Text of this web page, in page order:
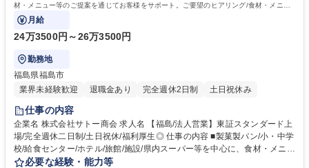
材・メニュー等のご提案を通じてお客様をサポート。ご要望のヒアリング/食材・メニュ
ーのご提案/商品のご紹介/見積作成、等。
月給
24万3500円～26万3500円
勤務地
福島県福島市
業界未経験歓迎
退職金あり 完全週休2日制 土日祝休み
仕事の内容
企業名 株式会社サトー商会 求人名 【福島/法人営業】東証スタンダード上
場/完全週休二日制/土日祝休/福利厚生◎ 仕事の内容 ■製菓製パン/小・中学
校/給食センター/ホテル/旅館/施設/県内スーパー等を中心に、食材・メニュ
ー等のご提案を通じてお客様をサポート。ご要望のヒアリング/食材・メニ
必要な経験・能力等